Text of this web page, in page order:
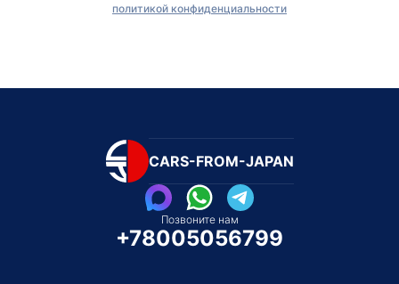
политикой конфиденциальности
CARS-FROM-JAPAN
Позвоните нам
+78005056799